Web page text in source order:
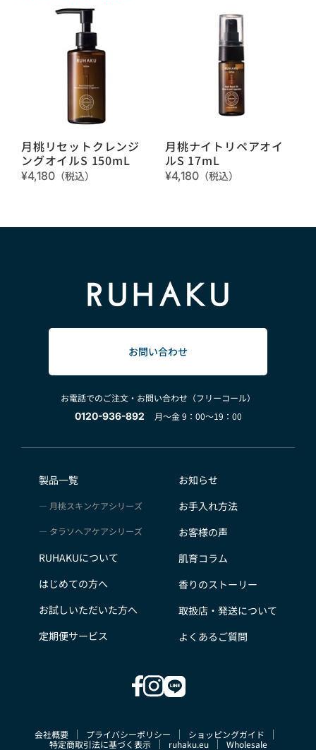
月桃リセットクレンジ
ングオイルS 150mL
¥4,180 （税込）
月桃ナイトリペアオイ
ルS 17mL
¥4,180 （税込）
お問い合わせ
お電話でのご注文・お問い合わせ（フリーコール）
0120-936-892
月～金 9：00～19：00
製品一覧
月桃スキンケアシリーズ
タラソヘアケアシリーズ
RUHAKUについて
はじめての方へ
お試しいただいた方へ
定期便サービス
お知らせ
お手入れ方法
お客様の声
肌育コラム
香りのストーリー
取扱店・発送について
よくあるご質問
会社概要 プライバシーポリシー
ショッピングガイド
特定商取引法に基づく表示
ruhaku.eu Wholesale